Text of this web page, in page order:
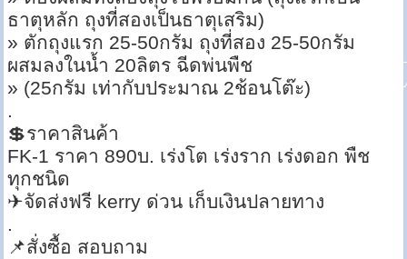
ธาตุหลัก ถุงที่สองเป็นธาตุเสริม)
» ตักถุงแรก 25-50กรัม ถุงที่สอง 25-50กรัม
ผสมลงในน้ำ 20ลิตร ฉีดพ่นพืช
» (25กรัม เท่ากับประมาณ 2ช้อนโต๊ะ)
.
💲ราคาสินค้า
FK-1 ราคา 890บ. เร่งโต เร่งราก เร่งดอก พืช
ทุกชนิด
✈จัดส่งฟรี kerry ด่วน เก็บเงินปลายทาง
.
📌สั่งซื้อ สอบถาม